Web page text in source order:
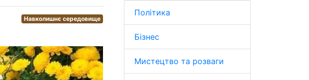
Навколишнє середовище
Політика
Бізнес
Мистецтво та розваги